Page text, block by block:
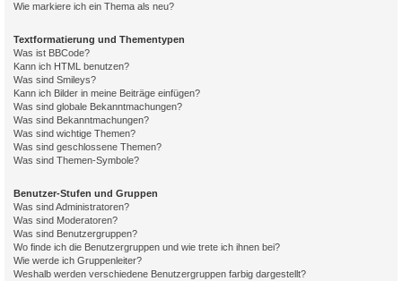
Wie markiere ich ein Thema als neu?
Textformatierung und Thementypen
Was ist BBCode?
Kann ich HTML benutzen?
Was sind Smileys?
Kann ich Bilder in meine Beiträge einfügen?
Was sind globale Bekanntmachungen?
Was sind Bekanntmachungen?
Was sind wichtige Themen?
Was sind geschlossene Themen?
Was sind Themen-Symbole?
Benutzer-Stufen und Gruppen
Was sind Administratoren?
Was sind Moderatoren?
Was sind Benutzergruppen?
Wo finde ich die Benutzergruppen und wie trete ich ihnen bei?
Wie werde ich Gruppenleiter?
Weshalb werden verschiedene Benutzergruppen farbig dargestellt?